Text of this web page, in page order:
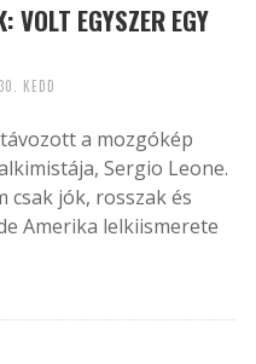
VOLT EGYSZER EGY
KEDD
a mozgókép
Sergio Leone.
csak jók, rosszak és
Amerika lelkiismerete